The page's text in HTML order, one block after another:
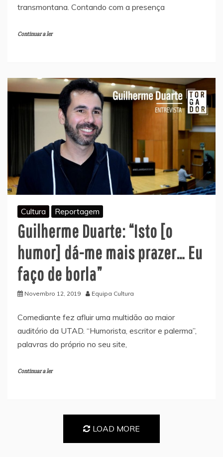
transmontana. Contando com a presença
Continuar a ler
Cultura Reportagem
Guilherme Duarte: “Isto [o
humor] dá-me mais prazer… Eu
faço de borla”
Novembro 12, 2019 Equipa Cultura
Comediante fez afluir uma multidão ao maior
auditório da UTAD. “Humorista, escritor e palerma”,
palavras do próprio no seu site,
Continuar a ler
LOAD MORE